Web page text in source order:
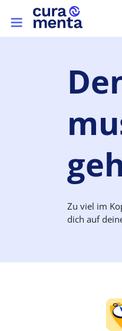
Direkt zum Inhalt
Top menu
Zu viel im
dich auf